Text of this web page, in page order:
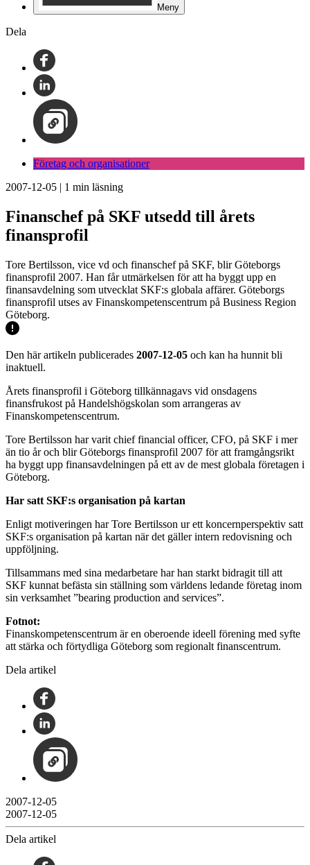
Meny
Dela
Företag och organisationer
2007-12-05 | 1 min läsning
Finanschef på SKF utsedd till årets
finansprofil
Tore Bertilsson, vice vd och finanschef på SKF, blir Göteborgs
finansprofil 2007. Han får utmärkelsen för att ha byggt upp en
finansavdelning som utvecklat SKF:s globala affärer. Göteborgs
finansprofil utses av Finanskompetenscentrum på Business Region
Göteborg.
Den här artikeln publicerades 2007-12-05 och kan ha hunnit bli
inaktuell.
Årets finansprofil i Göteborg tillkännagavs vid onsdagens
finansfrukost på Handelshögskolan som arrangeras av
Finanskompetenscentrum.
Tore Bertilsson har varit chief financial officer, CFO, på SKF i mer
än tio år och blir Göteborgs finansprofil 2007 för att framgångsrikt
ha byggt upp finansavdelningen på ett av de mest globala företagen i
Göteborg.
Har satt SKF:s organisation på kartan
Enligt motiveringen har Tore Bertilsson ur ett koncernperspektiv satt
SKF:s organisation på kartan när det gäller intern redovisning och
uppföljning.
Tillsammans med sina medarbetare har han starkt bidragit till att
SKF kunnat befästa sin ställning som världens ledande företag inom
sin verksamhet ”bearing production and services”.
Fotnot:
Finanskompetenscentrum är en oberoende ideell förening med syfte
att stärka och förtydliga Göteborg som regionalt finanscentrum.
Dela artikel
2007-12-05
2007-12-05
Dela artikel